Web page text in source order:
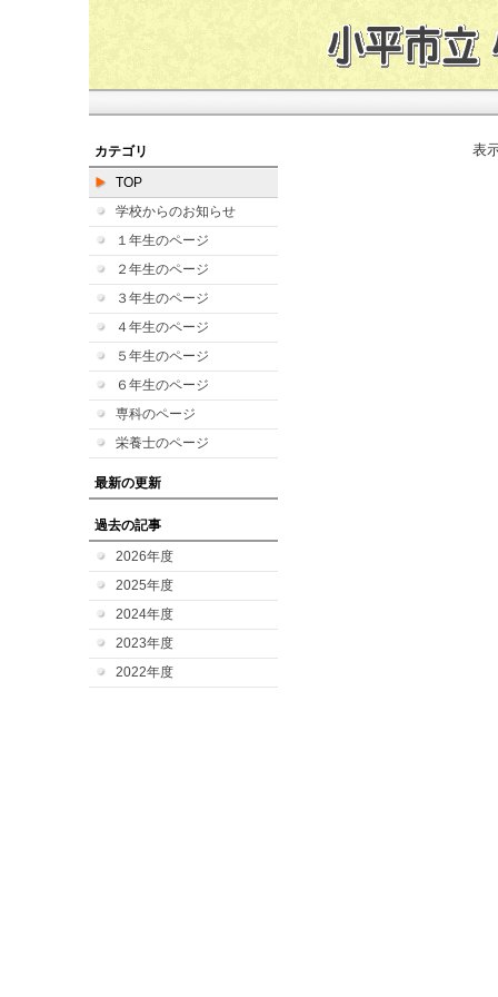
カテゴリ
TOP
学校からのお知らせ
１年生のページ
２年生のページ
３年生のページ
４年生のページ
５年生のページ
６年生のページ
専科のページ
栄養士のページ
最新の更新
過去の記事
2026年度
2025年度
2024年度
2023年度
2022年度
表